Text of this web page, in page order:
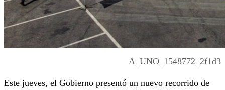
A_UNO_1548772_2f1d3
Este jueves, el Gobierno presentó un nuevo recorrido de